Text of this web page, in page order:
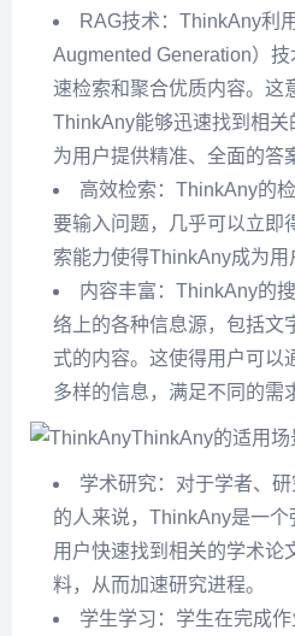
RAG技术：ThinkAny利
Augmented Generation）
速检索和聚合优质内容。这
ThinkAny能够迅速找到相
为用户提供精准、全面的答
高效检索：ThinkAny的
要输入问题，几乎可以立即
索能力使得ThinkAny成为用
内容丰富：ThinkAny的
络上的各种信息源，包括文
式的内容。这使得用户可以
多样的信息，满足不同的需
ThinkAny的适用场
学术研究：对于学者、
的人来说，ThinkAny是一
用户快速找到相关的学术论
料，从而加速研究进程。
学生学习：学生在完成